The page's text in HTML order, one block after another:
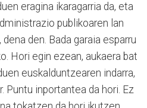
eragina ikaragarria da, eta
publikoaren lan
den. Bada garaia esparru
Hori egin ezean, aukaera bat
euskalduntzearen indarra,
Puntu inportantea da hori. Ez